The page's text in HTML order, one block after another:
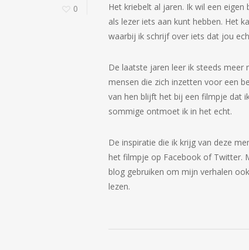
0
Het kriebelt al jaren. Ik wil een
als lezer iets aan kunt hebben. Het
waarbij ik schrijf over iets dat jou
De laatste jaren leer ik steeds meer
mensen die zich inzetten voor een
van hen blijft het bij een filmpje dat
sommige ontmoet ik in het echt.
De inspiratie die ik krijg van deze
het filmpje op Facebook of Twitter.
blog gebruiken om mijn verhalen
lezen.